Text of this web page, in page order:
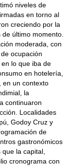
niveles de
en torno al
creciendo por la
último momento.
moderada, con
ocupación
lo que iba de
en hotelería,
en un contexto
la
continuaron
Localidades
Godoy Cruz y
de
gastronómicos
la capital,
cronograma con